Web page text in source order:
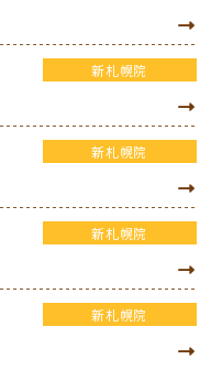
新札幌院
新札幌院
新札幌院
新札幌院